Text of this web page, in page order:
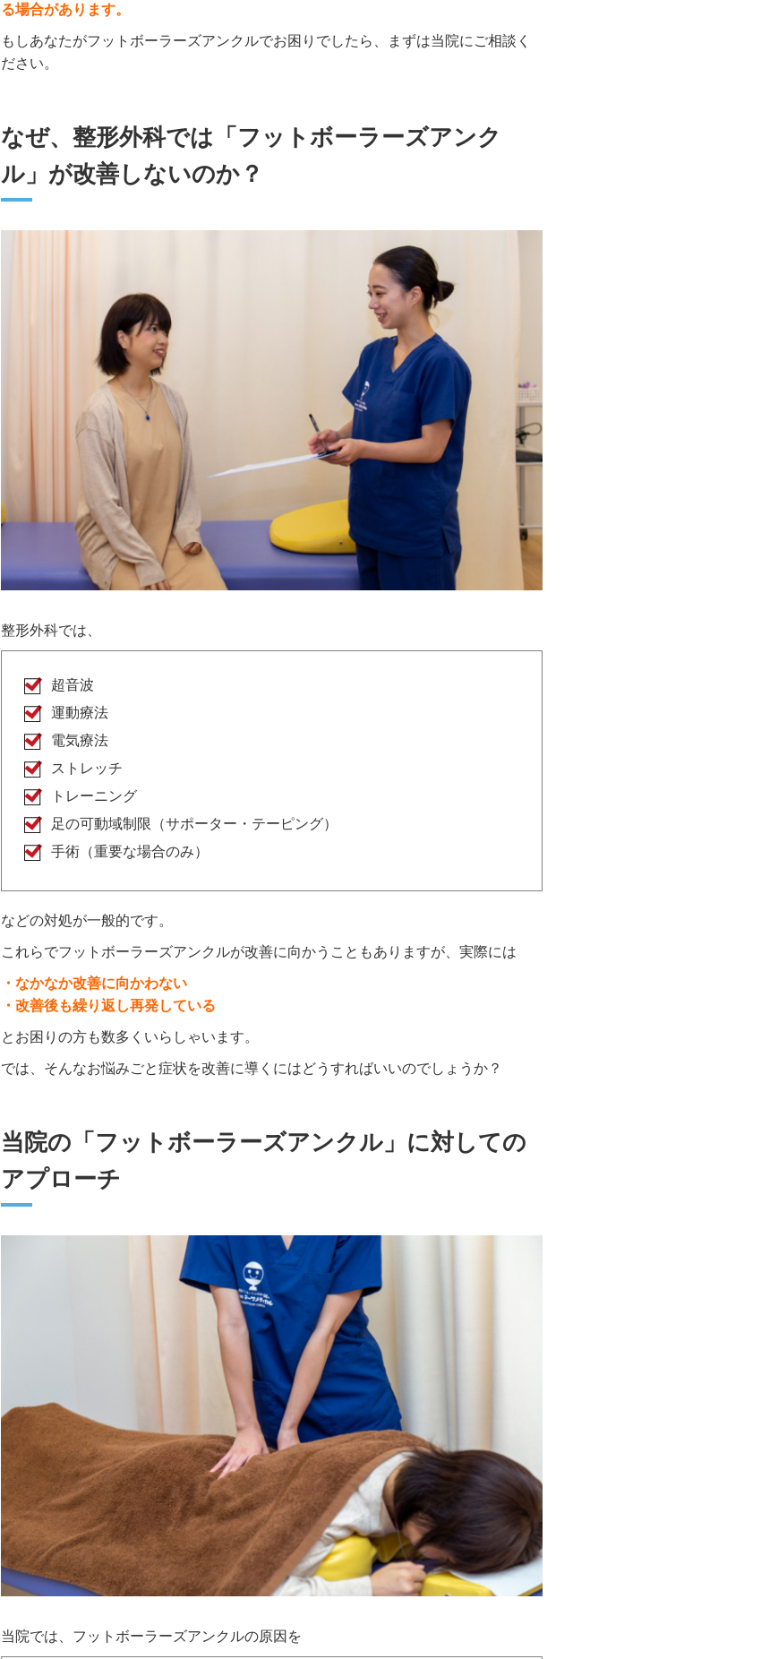
る場合があります。
もしあなたがフットボーラーズアンクルでお困りでしたら、まずは当院にご相談く
ださい。
なぜ、整形外科では「フットボーラーズアンク
ル」が改善しないのか？
整形外科では、
超音波
運動療法
電気療法
ストレッチ
トレーニング
足の可動域制限（サポーター・テーピング）
手術（重要な場合のみ）
などの対処が一般的です。
これらでフットボーラーズアンクルが改善に向かうこともありますが、実際には
・なかなか改善に向かわない
・改善後も繰り返し再発している
とお困りの方も数多くいらしゃいます。
では、そんなお悩みごと症状を改善に導くにはどうすればいいのでしょうか？
当院の「フットボーラーズアンクル」に対しての
アプローチ
当院では、フットボーラーズアンクルの原因を